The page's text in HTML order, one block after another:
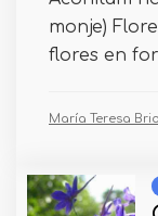
monje)
flores en
María Teresa